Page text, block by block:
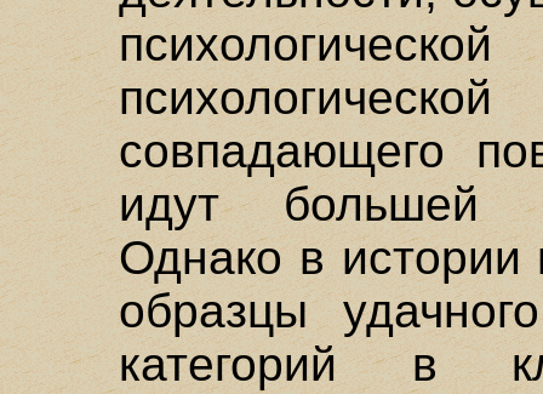
совпадающего
идут большей
Однако в истории
образцы
категорий в